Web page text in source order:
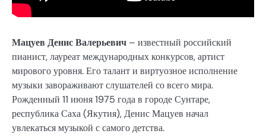
Мацуев Денис Валерьевич – известный российский
пианист, лауреат международных конкурсов, артист
мирового уровня. Его талант и виртуозное исполнение
музыки завораживают слушателей со всего мира.
Рожденный 11 июня 1975 года в городе Сунтаре,
республика Саха (Якутия), Денис Мацуев начал
увлекаться музыкой с самого детства.